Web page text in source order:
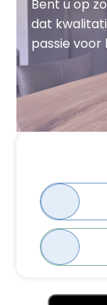
Bent u op
dat
passie voor
adres